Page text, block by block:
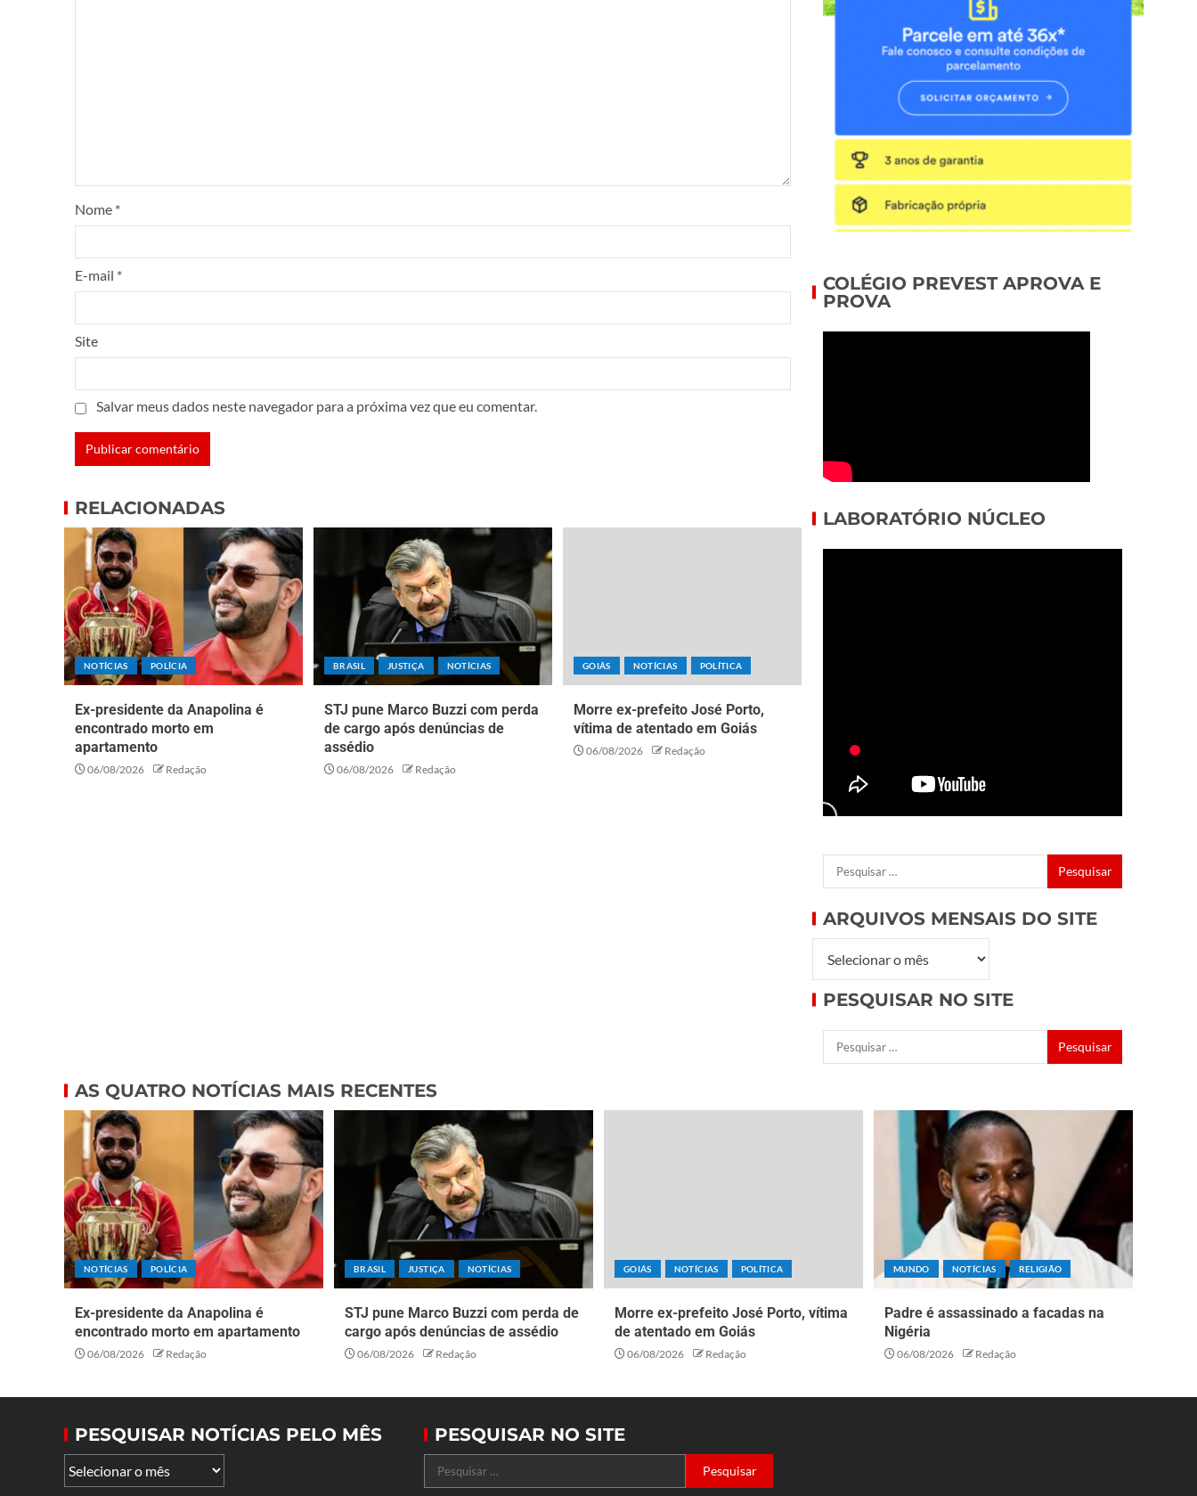
Nome *
E-mail *
Site
Salvar meus dados neste navegador para a próxima vez que eu comentar.
RELACIONADAS
NOTÍCIAS POLÍCIA
Ex-presidente da Anapolina é
encontrado morto em
apartamento
06/08/2026 Redação
BRASIL JUSTIÇA NOTÍCIAS
STJ pune Marco Buzzi com perda
de cargo após denúncias de
assédio
06/08/2026 Redação
GOIÁS NOTÍCIAS POLÍTICA
Morre ex-prefeito José Porto,
vítima de atentado em Goiás
06/08/2026 Redação
COLÉGIO PREVEST APROVA E
PROVA
LABORATÓRIO NÚCLEO
ARQUIVOS MENSAIS DO SITE
PESQUISAR NO SITE
AS QUATRO NOTÍCIAS MAIS RECENTES
NOTÍCIAS POLÍCIA
Ex-presidente da Anapolina é
encontrado morto em apartamento
06/08/2026 Redação
BRASIL JUSTIÇA NOTÍCIAS
STJ pune Marco Buzzi com perda de
cargo após denúncias de assédio
06/08/2026 Redação
GOIÁS NOTÍCIAS POLÍTICA
Morre ex-prefeito José Porto, vítima
de atentado em Goiás
06/08/2026 Redação
MUNDO NOTÍCIAS RELIGIÃO
Padre é assassinado a facadas na
Nigéria
06/08/2026 Redação
PESQUISAR NOTÍCIAS PELO MÊS PESQUISAR NO SITE